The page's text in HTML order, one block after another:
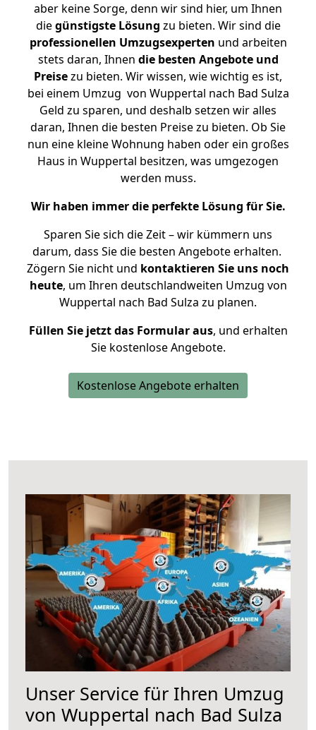
aber keine Sorge, denn wir sind hier, um Ihnen
diegünstigste Lösung zu bieten. Wir sind die
professionellen Umzugsexperten und arbeiten
stets daran, Ihnen die besten Angebote und
Preisezu bieten. Wir wissen, wie wichtig es ist,
bei einem Umzug von Wuppertal nach Bad Sulza
Geld zu sparen, und deshalb setzen wir alles
daran, Ihnen die besten Preise zu bieten. Ob Sie
nun eine kleine Wohnung haben oder ein großes
Haus in Wuppertal besitzen, was umgezogen
werden muss.
Wir haben immer die perfekte Lösung für Sie.
Sparen Sie sich die Zeit – wir kümmern uns
darum, dass Sie die besten Angebote erhalten.
Zögern Sie nicht und kontaktieren Sie uns noch
heute, um Ihren deutschlandweiten Umzug von
Wuppertal nach Bad Sulza zu planen.
Füllen Sie jetzt das Formular aus, und erhalten
Sie kostenlose Angebote.
Kostenlose Angebote erhalten
Unser Service für Ihren Umzug
von Wuppertal nach Bad Sulza